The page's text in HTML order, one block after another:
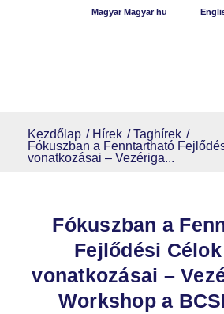
Magyar Magyar hu
Kezdőlap / Hírek / Taghírek /
Fókuszban a Fenntartható
vonatkozásai – Vezériga...
Fókuszban a
Fejlődési
vonatkozásai –
Workshop a